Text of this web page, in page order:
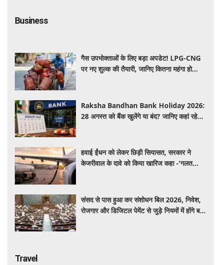
Business
गैस उपभोक्ताओं के लिए बड़ा अपडेट! LPG-CNG
पर नए शुल्क की तैयारी, जानिए कितना महंगा हो
Raksha Bandhan Bank Holiday 2026:
28 अगस्त को बैंक खुलेंगे या बंद? जानिए कहां रहेगी
हवाई ईंधन को लेकर छिड़ी सियासत, सरकार ने
केजरीवाल के दावे को किया खारिज कहा -'गलत
संसद से पास हुआ कर संशोधन बिल 2026, निवेश,
रोजगार और डिजिटल पेमेंट से जुड़े नियमों में होंगे बड़े
Travel